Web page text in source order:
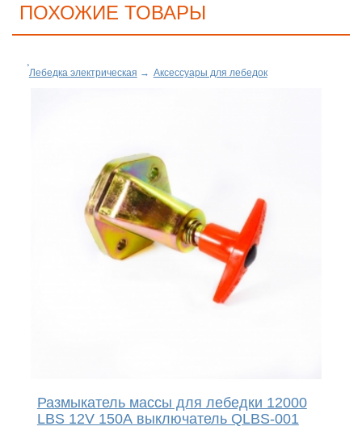
ПОХОЖИЕ ТОВАРЫ
Лебедка электрическая → Аксессуары для лебедок
Размыкатель массы для лебедки 12000
LBS 12V 150А выключатель QLBS-001